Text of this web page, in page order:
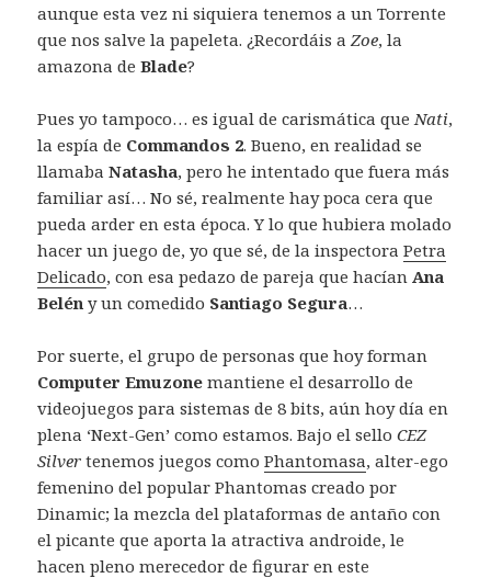
aunque esta vez ni siquiera tenemos a un Torrente
que nos salve la papeleta. ¿Recordáis aZoe, la
amazona deBlade?
Pues yo tampoco… es igual de carismática queNati,
la espía de Commandos 2. Bueno, en realidad se
llamabaNatasha, pero he intentado que fuera más
familiar así… No sé, realmente hay poca cera que
pueda arder en esta época. Y lo que hubiera molado
hacer un juego de, yo que sé, de la inspectoraPetra
Delicado, con esa pedazo de pareja que hacíanAna
Belén y un comedido Santiago Segura…
Por suerte, el grupo de personas que hoy forman
Computer Emuzone mantiene el desarrollo de
videojuegos para sistemas de 8 bits, aún hoy día en
plena ‘Next-Gen’ como estamos. Bajo el selloCEZ
Silver tenemos juegos comoPhantomasa, alter-ego
femenino del popular Phantomas creado por
Dinamic; la mezcla del plataformas de antaño con
el picante que aporta la atractiva androide, le
hacen pleno merecedor de figurar en este